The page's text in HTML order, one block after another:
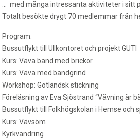
… med många intressanta aktiviteter i sitt
Totalt besökte drygt 70 medlemmar från
Program:
Bussutflykt till Ullkontoret och projekt GUTI
Kurs: Väva band med brickor
Kurs: Väva med bandgrind
Workshop: Gotländsk stickning
Föreläsning av Eva Sjöstrand “Vävning är
Bussutflykt till Folkhögskolan i Hemse och
Kurs: Vävsöm
Kyrkvandring